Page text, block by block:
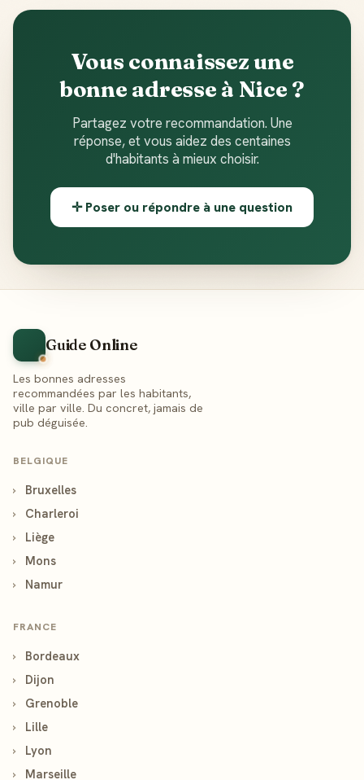
Vous connaissez une
bonne adresse à Nice ?
Partagez votre recommandation. Une
réponse, et vous aidez des centaines
d'habitants à mieux choisir.
✛ Poser ou répondre à une question
Guide Online
Les bonnes adresses
recommandées par les habitants,
ville par ville. Du concret, jamais de
pub déguisée.
BELGIQUE
›
Bruxelles
›
Charleroi
›
Liège
›
Mons
›
Namur
FRANCE
›
Bordeaux
›
Dijon
›
Grenoble
›
Lille
›
Lyon
›
Marseille